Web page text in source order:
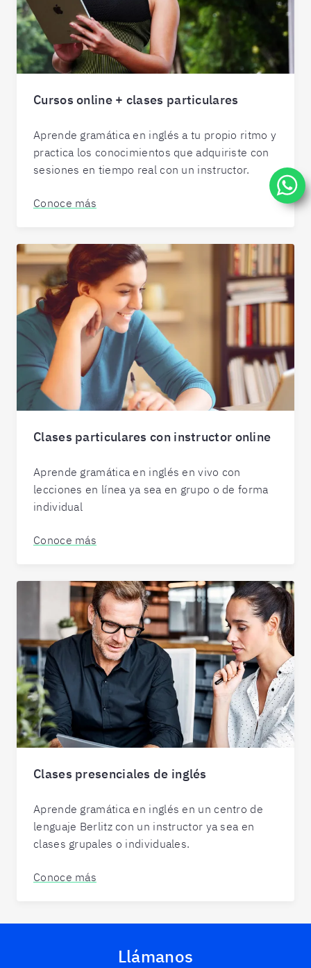
Cursos online + clases particulares
Aprende gramática en inglés a tu propio ritmo y
practica los conocimientos que adquiriste con
sesiones en tiempo real con un instructor.
Conoce más
Clases particulares con instructor online
Aprende gramática en inglés en vivo con
lecciones en línea ya sea en grupo o de forma
individual
Conoce más
Clases presenciales de inglés
Aprende gramática en inglés en un centro de
lenguaje Berlitz con un instructor ya sea en
clases grupales o individuales.
Conoce más
Llámanos